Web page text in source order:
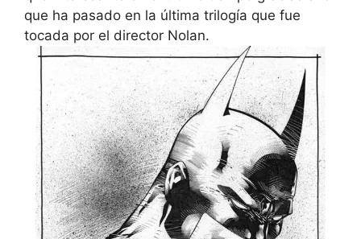
que ha pasado en la última trilogía que fue
tocada por el director Nolan.